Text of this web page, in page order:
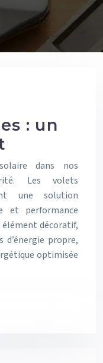
: un
dans nos
Les volets
une solution
et performance
élément décoratif,
d’énergie propre,
optimisée